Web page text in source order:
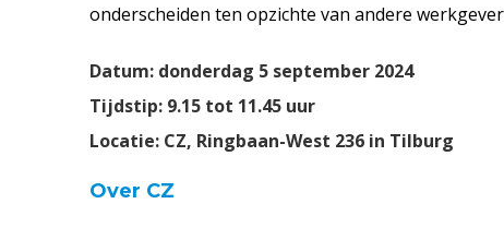
onderscheiden ten opzichte van andere
Datum: donderdag 5 september 2024
Tijdstip: 9.15 tot 11.45 uur
Locatie: CZ, Ringbaan-West 236 in Tilburg
Over CZ